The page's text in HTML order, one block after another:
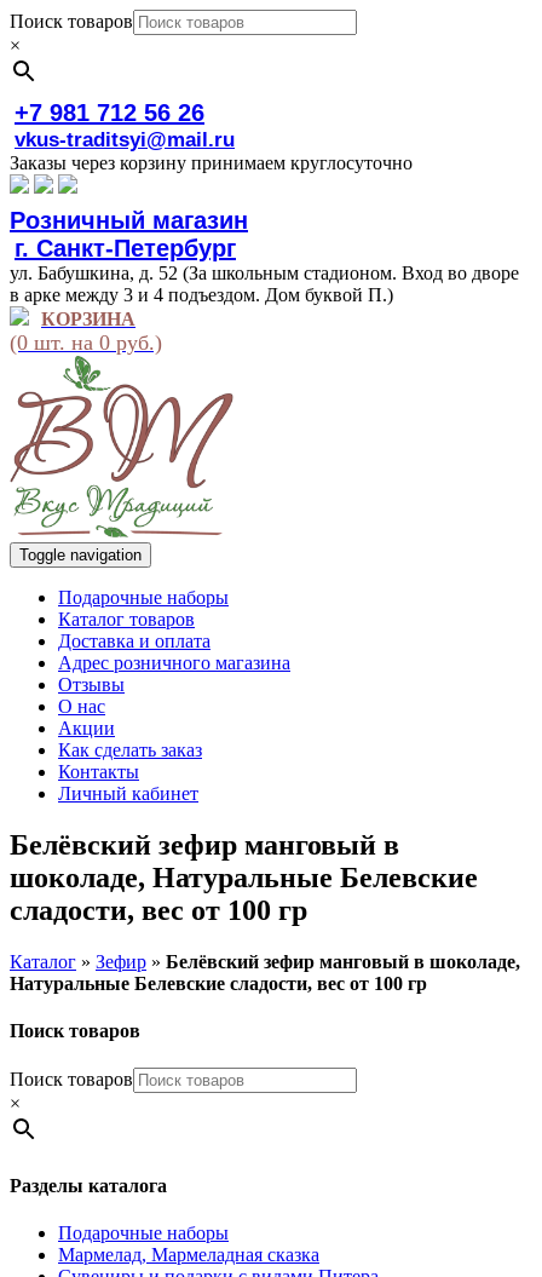
Поиск товаров
×
+7 981 712 56 26
vkus-traditsyi@mail.ru
Заказы через корзину принимаем круглосуточно
Розничный магазин
г. Санкт-Петербург
ул. Бабушкина, д. 52 (За школьным стадионом. Вход во дворе
в арке между 3 и 4 подъездом. Дом буквой П.)
КОРЗИНА
(0 шт. на 0 руб.)
Toggle navigation
Подарочные наборы
Каталог товаров
Доставка и оплата
Адрес розничного магазина
Отзывы
О нас
Акции
Как сделать заказ
Контакты
Личный кабинет
Белёвский зефир манговый в
шоколаде, Натуральные Белевские
сладости, вес от 100 гр
Каталог » Зефир » Белёвский зефир манговый в шоколаде,
Натуральные Белевские сладости, вес от 100 гр
Поиск товаров
Поиск товаров
×
Разделы каталога
Подарочные наборы
Мармелад, Мармеладная сказка